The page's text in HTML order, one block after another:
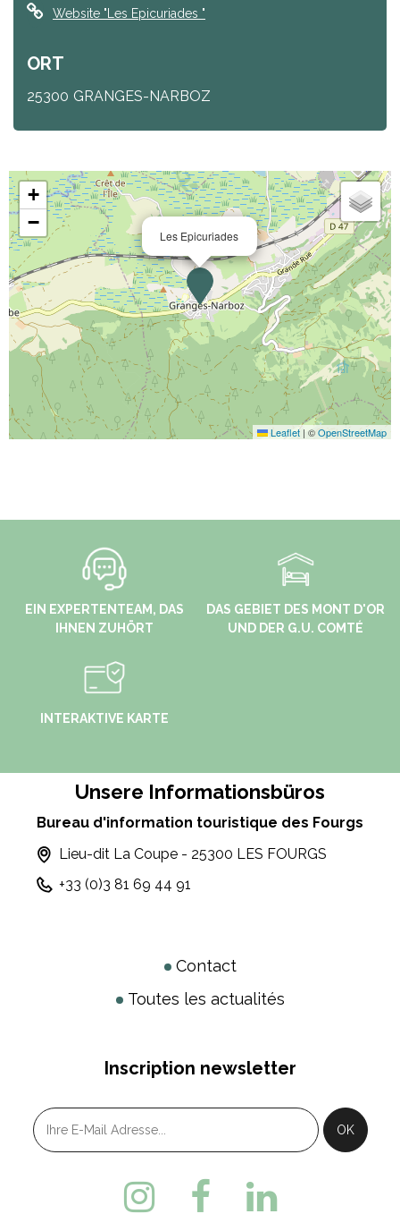
Website "Les Epicuriades "
ORT
25300 GRANGES-NARBOZ
Les Epicuriades
+
−
Leaflet | ©OpenStreetMap
EIN EXPERTENTEAM, DAS
IHNEN ZUHÖRT
DAS GEBIET DES MONT D'OR
UND DER G.U. COMTÉ
INTERAKTIVE KARTE
Unsere Informationsbüros
Bureau d'information touristique des Fourgs
Lieu-dit La Coupe - 25300 LES FOURGS
+33 (0)3 81 69 44 91
Contact
Toutes les actualités
Inscription newsletter